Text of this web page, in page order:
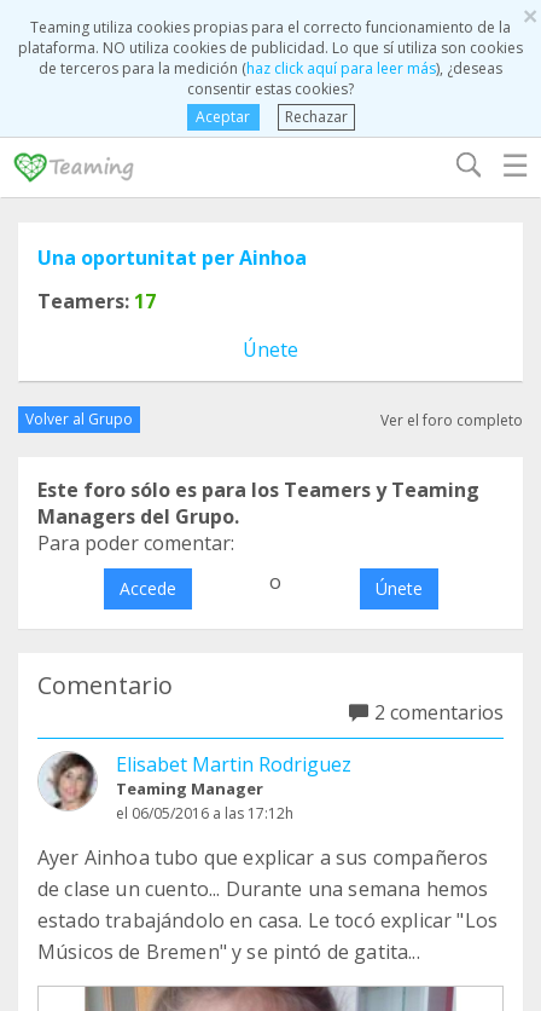
×
Teaming utiliza cookies propias para el correcto funcionamiento de la
plataforma. NO utiliza cookies de publicidad. Lo que sí utiliza son cookies
de terceros para la medición (haz click aquí para leer más), ¿deseas
consentir estas cookies?
Aceptar
Rechazar
☰
Una oportunitat per Ainhoa
Teamers: 17
Únete
Volver al Grupo Ver el foro completo
Este foro sólo es para los Teamers y Teaming
Managers del Grupo.
Para poder comentar:
Accede o Únete
Comentario
2 comentarios
Elisabet Martin Rodriguez
Teaming Manager
el 06/05/2016 a las 17:12h
Ayer Ainhoa tubo que explicar a sus compañeros
de clase un cuento... Durante una semana hemos
estado trabajándolo en casa. Le tocó explicar "Los
Músicos de Bremen" y se pintó de gatita...